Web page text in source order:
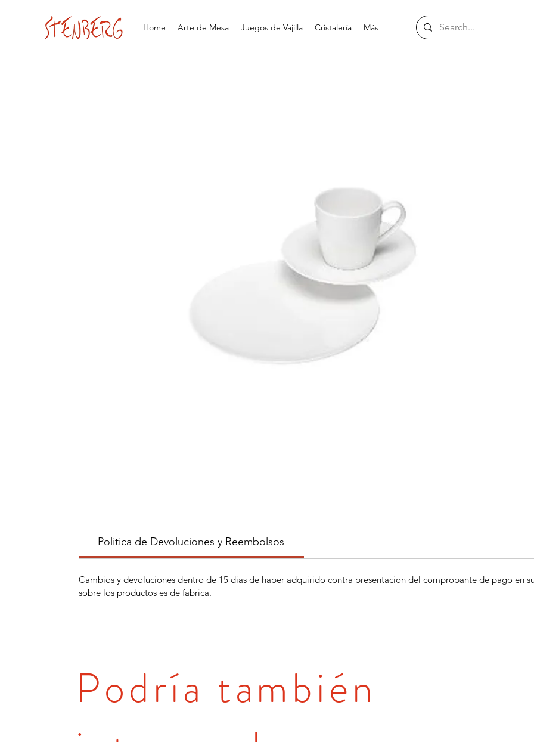
Home Arte de Mesa Juegos de Vajilla Cristalería Más
Politica de Devoluciones y Reembolsos
Cambios y devoluciones dentro de 15 dias de haber adquirido contra presentacion del comprobante de pago en
sobre los productos es de fabrica.
Podría también